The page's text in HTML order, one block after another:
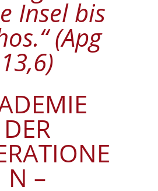
Insel bis
(Apg
13,6)
DER
N –